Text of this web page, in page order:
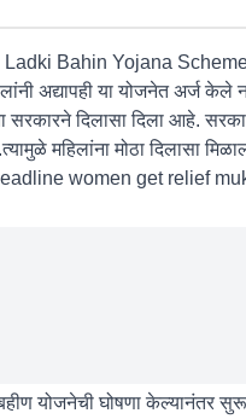
Bahin Yojana Scheme :
अद्यापही या योजनेत अर्ज
सरकारने दिलासा दिला आहे.
महिलांना मोठा दिलासा
women get relief
योजनेची घोषणा केल्यानंतर